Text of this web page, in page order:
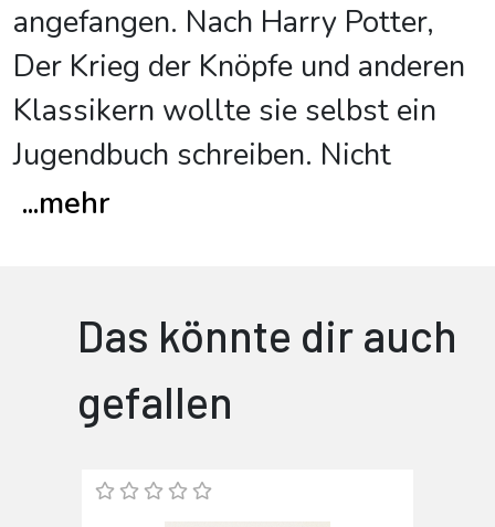
angefangen. Nach Harry Potter,
Der Krieg der Knöpfe und anderen
Klassikern wollte sie selbst ein
Jugendbuch schreiben. Nicht
...mehr
Das könnte dir auch
gefallen